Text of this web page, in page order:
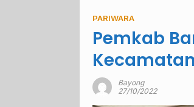
PARIWARA
Pemkab
Kecamatan
Bayong
27/10/2022